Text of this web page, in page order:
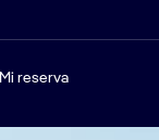
Mi reserva